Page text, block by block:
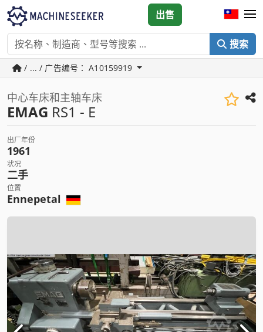
搜索
出售
/ ... / 广告编号： A10159919
中心车床和主轴车床
EMAG RS1 - E
出厂年份
1961
状况
二手
位置
Ennepetal